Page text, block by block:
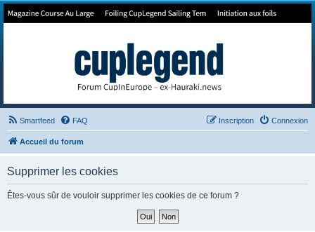
Forum de Cup In Europe
Smartfeed FAQ Connexion
Inscription
Accueil du forum
Supprimer les cookies
Êtes-vous sûr de vouloir supprimer les cookies de ce forum ?